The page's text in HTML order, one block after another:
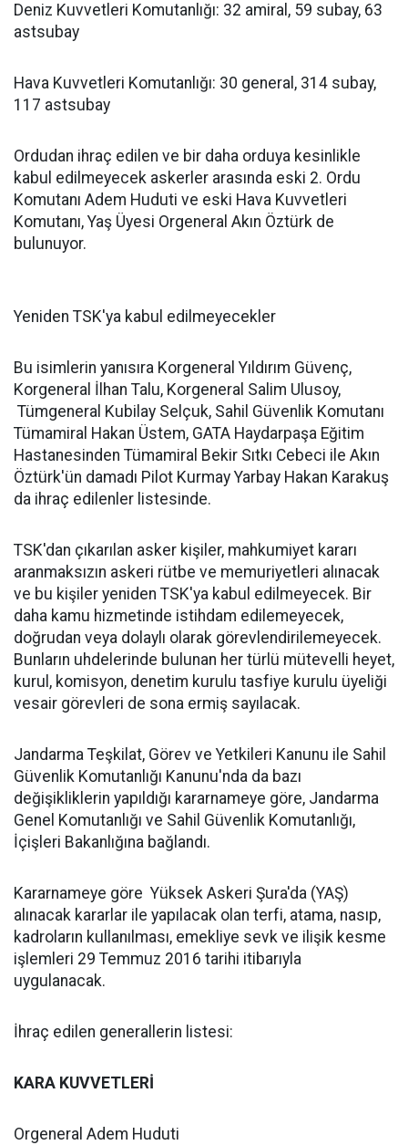
Deniz Kuvvetleri Komutanlığı: 32 amiral, 59 subay, 63
astsubay
Hava Kuvvetleri Komutanlığı: 30 general, 314 subay,
117 astsubay
Ordudan ihraç edilen ve bir daha orduya kesinlikle
kabul edilmeyecek askerler arasında eski 2. Ordu
Komutanı Adem Huduti ve eski Hava Kuvvetleri
Komutanı, Yaş Üyesi Orgeneral Akın Öztürk de
bulunuyor.
Yeniden TSK'ya kabul edilmeyecekler
Bu isimlerin yanısıra Korgeneral Yıldırım Güvenç,
Korgeneral İlhan Talu, Korgeneral Salim Ulusoy,
Tümgeneral Kubilay Selçuk, Sahil Güvenlik Komutanı
Tümamiral Hakan Üstem, GATA Haydarpaşa Eğitim
Hastanesinden Tümamiral Bekir Sıtkı Cebeci ile Akın
Öztürk'ün damadı Pilot Kurmay Yarbay Hakan Karakuş
da ihraç edilenler listesinde.
TSK'dan çıkarılan asker kişiler, mahkumiyet kararı
aranmaksızın askeri rütbe ve memuriyetleri alınacak
ve bu kişiler yeniden TSK'ya kabul edilmeyecek. Bir
daha kamu hizmetinde istihdam edilemeyecek,
doğrudan veya dolaylı olarak görevlendirilemeyecek.
Bunların uhdelerinde bulunan her türlü mütevelli heyet,
kurul, komisyon, denetim kurulu tasfiye kurulu üyeliği
vesair görevleri de sona ermiş sayılacak.
Jandarma Teşkilat, Görev ve Yetkileri Kanunu ile Sahil
Güvenlik Komutanlığı Kanunu'nda da bazı
değişikliklerin yapıldığı kararnameye göre, Jandarma
Genel Komutanlığı ve Sahil Güvenlik Komutanlığı,
İçişleri Bakanlığına bağlandı.
Kararnameye göre Yüksek Askeri Şura'da (YAŞ)
alınacak kararlar ile yapılacak olan terfi, atama, nasıp,
kadroların kullanılması, emekliye sevk ve ilişik kesme
işlemleri 29 Temmuz 2016 tarihi itibarıyla
uygulanacak.
İhraç edilen generallerin listesi:
KARA KUVVETLERİ
Orgeneral Adem Huduti